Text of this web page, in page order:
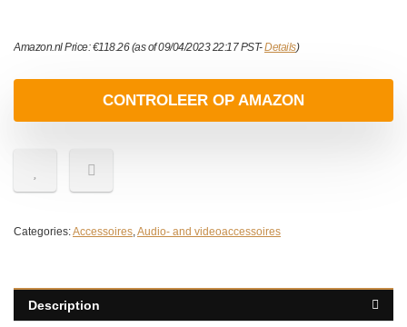
Amazon.nl Price:€118.26(as of 09/04/2023 22:17 PST-Details)
CONTROLEER OP AMAZON
Categories:Accessoires,Audio- and videoaccessoires
Description